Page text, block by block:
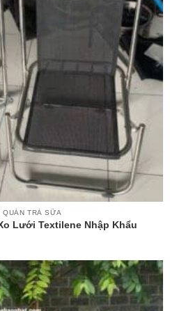
QUÁN TRÀ SỮA
Lưới Textilene Nhập Khẩu